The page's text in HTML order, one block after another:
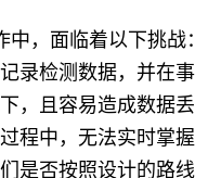
，面临着以下挑战：
录检测数据，并在事
，且容易造成数据丢
程中，无法实时掌握
是否按照设计的路线